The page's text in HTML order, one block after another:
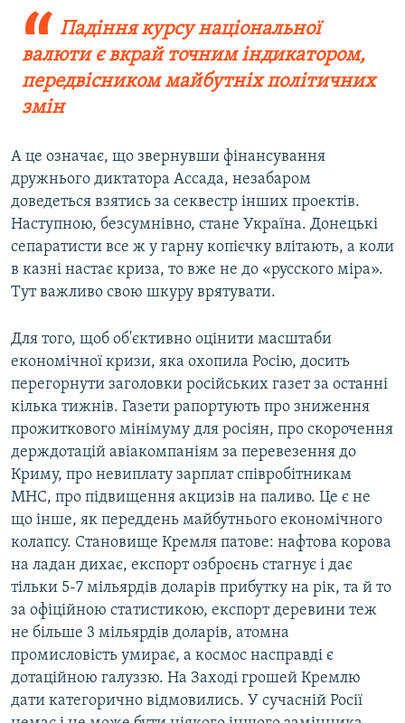
Падіння курсу національної
валюти є вкрай точним індикатором,
передвісником майбутніх політичних
змін
А це означає, що звернувши фінансування
дружнього диктатора Ассада, незабаром
доведеться взятись за секвестр інших проектів.
Наступною, безсумнівно, стане Україна. Донецькі
сепаратисти все ж у гарну копієчку влітають, а коли
в казні настає криза, то вже не до «русского міра».
Тут важливо свою шкуру врятувати.
Для того, щоб об'єктивно оцінити масштаби
економічної кризи, яка охопила Росію, досить
перегорнути заголовки російських газет за останні
кілька тижнів. Газети рапортують про зниження
прожиткового мінімуму для росіян, про скорочення
держдотацій авіакомпаніям за перевезення до
Криму, про невиплату зарплат співробітникам
МНС, про підвищення акцизів на паливо. Це є не
що інше, як переддень майбутнього економічного
колапсу. Становище Кремля патове: нафтова корова
на ладан дихає, експорт озброєнь стагнує і дає
тільки 5-7 мільярдів доларів прибутку на рік, та й то
за офіційною статистикою, експорт деревини теж
не більше 3 мільярдів доларів, атомна
промисловість умирає, а космос насправді є
дотаційною галуззю. На Заході грошей Кремлю
дати категорично відмовились. У сучасній Росії